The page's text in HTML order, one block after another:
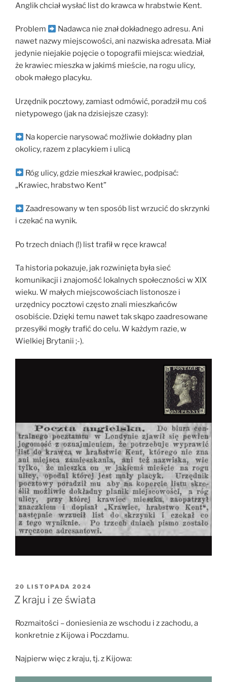
Anglik chciał wysłać list do krawca w hrabstwie Kent.
Problem
Nadawca nie znał dokładnego adresu. Ani
nawet nazwy miejscowości, ani nazwiska adresata. Miał
jedynie niejakie pojęcie o topografii miejsca: wiedział,
że krawiec mieszka w jakimś mieście, na rogu ulicy,
obok małego placyku.
Urzędnik pocztowy, zamiast odmówić, poradził mu coś
nietypowego (jak na dzisiejsze czasy):
Na kopercie narysować możliwie dokładny plan
okolicy, razem z placykiem i ulicą
Róg ulicy, gdzie mieszkał krawiec, podpisać:
„Krawiec, hrabstwo Kent”
Zaadresowany w ten sposób list wrzucić do skrzynki
i czekać na wynik.
Po trzech dniach (!) list trafił w ręce krawca!
Ta historia pokazuje, jak rozwinięta była sieć
komunikacji i znajomość lokalnych społeczności w XIX
wieku. W małych miejscowościach listonosze i
urzędnicy pocztowi często znali mieszkańców
osobiście. Dzięki temu nawet tak skąpo zaadresowane
przesyłki mogły trafić do celu. W każdym razie, w
Wielkiej Brytanii ;-).
OPUBLIKOWANE
W
20 LISTOPADA 2024
Z kraju i ze świata
Rozmaitości – doniesienia ze wschodu i z zachodu, a
konkretnie z Kijowa i Poczdamu.
Najpierw więc z kraju, tj. z Kijowa: